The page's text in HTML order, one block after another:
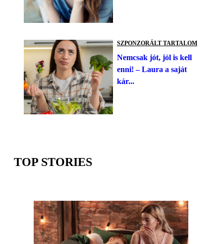
SZPONZORÁLT TARTALOM
Nemcsak jót, jól is kell
enni! – Laura a saját
kár...
TOP STORIES